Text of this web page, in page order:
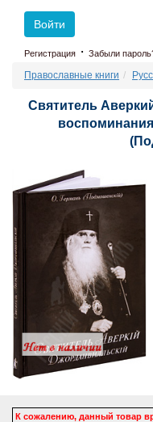
Войти
Регистрация · Забыли
Православные книги
Святитель
К сожалению, данный товар